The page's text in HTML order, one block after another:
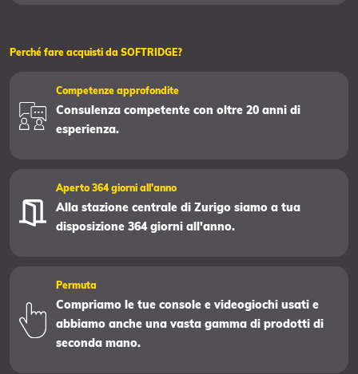
Perché fare acquisti da SOFTRIDGE?
Competenze approfondite
Consulenza competente con oltre 20 anni di
esperienza.
Aperto 364 giorni all'anno
Alla stazione centrale di Zurigo siamo a tua
disposizione 364 giorni all'anno.
Permuta
Compriamo le tue console e videogiochi usati e
abbiamo anche una vasta gamma di prodotti di
seconda mano.